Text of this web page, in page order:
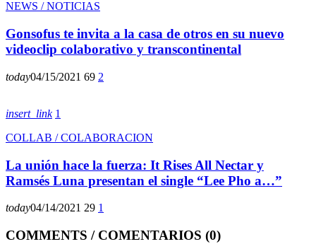
NEWS / NOTICIAS
Gonsofus te invita a la casa de otros en su nuevo
videoclip colaborativo y transcontinental
today04/15/2021 69 2
insert_link 1
COLLAB / COLABORACION
La unión hace la fuerza: It Rises All Nectar y
Ramsés Luna presentan el single “Lee Pho a…”
today04/14/2021 29 1
COMMENTS / COMENTARIOS (0)